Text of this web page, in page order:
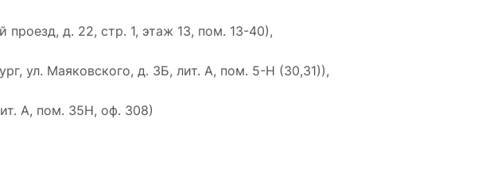
д. 22, стр. 1, этаж 13, пом. 13-40),
ул. Маяковского, д. 3Б, лит. А, пом. 5-Н (30,31)),
А, пом. 35Н, оф. 308)